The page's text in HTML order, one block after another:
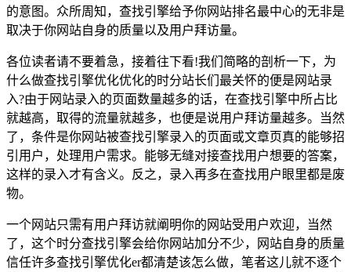
的意图。众所周知，查找引擎给予你网站排名最中心的无非是
取决于你网站自身的质量以及用户拜访量。
各位读者请不要着急，接着往下看!我们简略的剖析一下，为
什么做查找引擎优化优化的时分站长们最关怀的便是网站录
入?由于网站录入的页面数量越多的话，在查找引擎中所占比
就越高，取得的流量就越多，也便是说用户拜访量越多。当然
了，条件是你网站被查找引擎录入的页面或文章页真的能够招
引用户，处理用户需求。能够无缝对接查找用户想要的答案，
这样的录入才有含义。反之，录入再多在查找用户眼里都是废
物。
一个网站只需有用户拜访就阐明你的网站受用户欢迎，当然
了，这个时分查找引擎会给你网站加分不少，网站自身的质量
信任许多查找引擎优化er都清楚该怎么做，笔者这儿就不逐个